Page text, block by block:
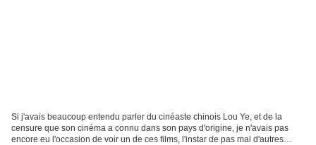
Si j'avais beaucoup entendu parler du cinéaste chinois Lou Ye, et de la
censure que son cinéma a connu dans son pays d'origine, je n'avais pas
encore eu l'occasion de voir un de ces films, l'instar de pas mal d'autres